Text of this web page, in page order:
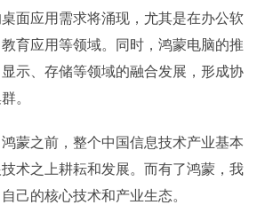
面应用需求将涌现，尤其是在办公软
育应用等领域。同时，鸿蒙电脑的推
示、存储等领域的融合发展，形成协
。
蒙之前，整个中国信息技术产业基本
术之上耕耘和发展。而有了鸿蒙，我
己的核心技术和产业生态。